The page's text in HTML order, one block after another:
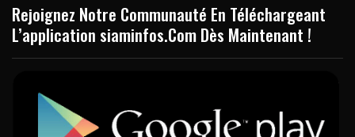
Rejoignez Notre Communauté En Téléchargeant
L’application siaminfos.Com Dès Maintenant !